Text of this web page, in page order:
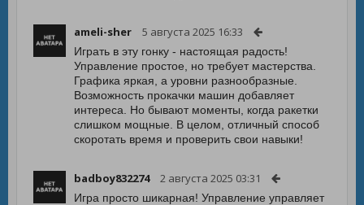
ameli-sher 5 августа 2025 16:33
Играть в эту гонку - настоящая радость!
Управление простое, но требует мастерства.
Графика яркая, а уровни разнообразные.
Возможность прокачки машин добавляет
интереса. Но бывают моменты, когда ракетки
слишком мощные. В целом, отличный способ
скоротать время и проверить свои навыки!
badboy832274 2 августа 2025 03:31
Игра просто шикарная! Управление управляет